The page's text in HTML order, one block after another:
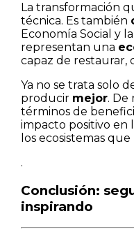
La transformación
técnica. Es también
Economía Social y
representan una
capaz de restaurar,
Ya no se trata solo
producir mejor. De
términos de
impacto positivo en
los ecosistemas
.
Conclusión:
inspirando